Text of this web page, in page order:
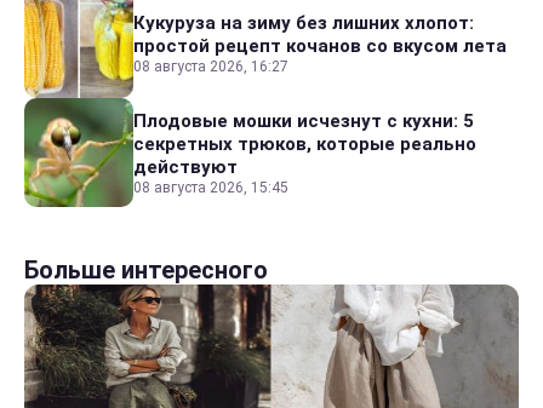
Кукуруза на зиму без лишних хлопот:
простой рецепт кочанов со вкусом лета
08 августа 2026, 16:27
Плодовые мошки исчезнут с кухни: 5
секретных трюков, которые реально
действуют
08 августа 2026, 15:45
Больше интересного